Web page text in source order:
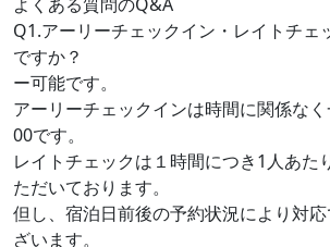
Q1.アーリーチェックイン・レイトチェ
ですか？
ー可能です。
アーリーチェックインは時間に関係な
00です。
レイトチェックは１時間につき1人あた
ただいております。
但し、宿泊日前後の予約状況により対
ざいます。